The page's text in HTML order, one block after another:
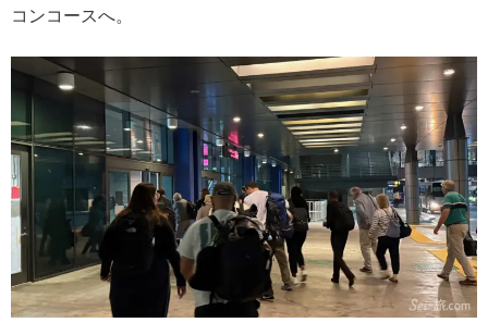
コンコースへ。